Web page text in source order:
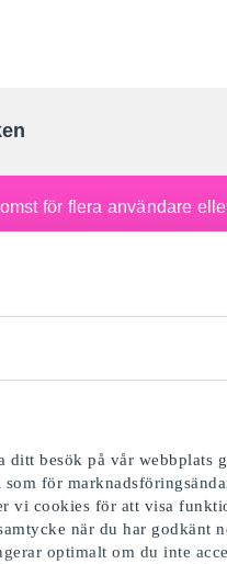
besök på vår webbplats
för
vi cookies för att visa
när du har godkänt
optimalt om du inte
presentkortportal
för flera användare